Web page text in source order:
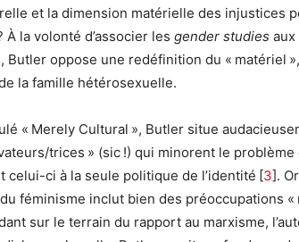
et la dimension matérielle des injustices
À la volonté d’associer les gender studies
Butler oppose une redéfinition du « matériel
la famille hétérosexuelle.
« Merely Cultural », Butler situe
trices » (sic !) qui minorent le
celui-ci à la seule politique de l’identité [3].
féminisme inclut bien des préoccupations «
sur le terrain du rapport au marxisme,